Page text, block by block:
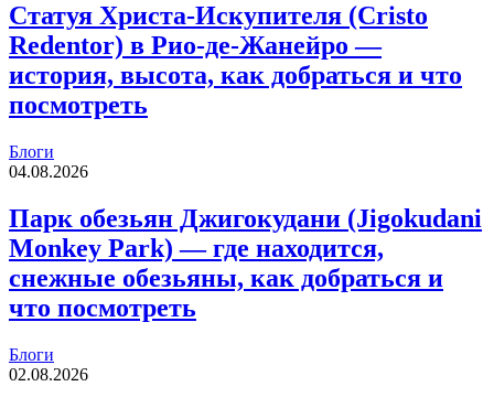
Статуя Христа-Искупителя (Cristo
Redentor) в Рио-де-Жанейро —
история, высота, как добраться и что
посмотреть
Блоги
04.08.2026
Парк обезьян Джигокудани (Jigokudani
Monkey Park) — где находится,
снежные обезьяны, как добраться и
что посмотреть
Блоги
02.08.2026